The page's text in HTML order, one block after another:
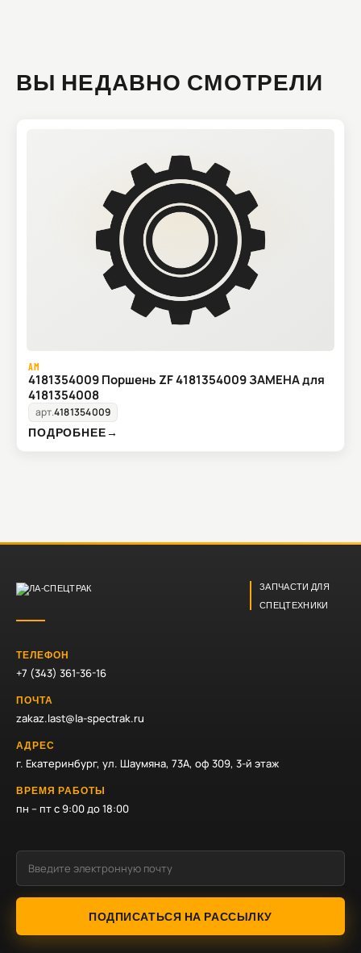
ВЫ НЕДАВНО СМОТРЕЛИ
AM
4181354009 Поршень ZF 4181354009 ЗАМЕНА для
4181354008
арт.4181354009
ПОДРОБНЕЕ→
ЗАПЧАСТИ ДЛЯ
СПЕЦТЕХНИКИ
ТЕЛЕФОН
+7 (343) 361-36-16
ПОЧТА
zakaz.last@la-spectrak.ru
АДРЕС
г. Екатеринбург, ул. Шаумяна, 73А, оф 309, 3-й этаж
ВРЕМЯ РАБОТЫ
пн – пт с 9:00 до 18:00
ПОДПИСАТЬСЯ НА РАССЫЛКУ